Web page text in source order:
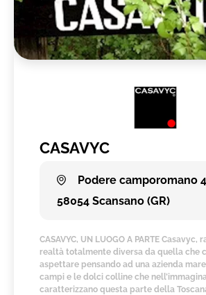
CASAVYC
Podere camporomano
58054 Scansano (GR)
CASAVYC, UN LUOGO A PARTE
realtà totalmente diversa da quella che
aspettare pensando ad una azienda
campi e le dolci colline che
caratterizzano questa parte della